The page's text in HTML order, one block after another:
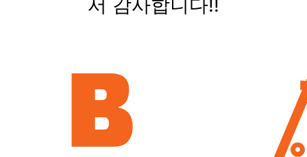
서 감사합니다!!